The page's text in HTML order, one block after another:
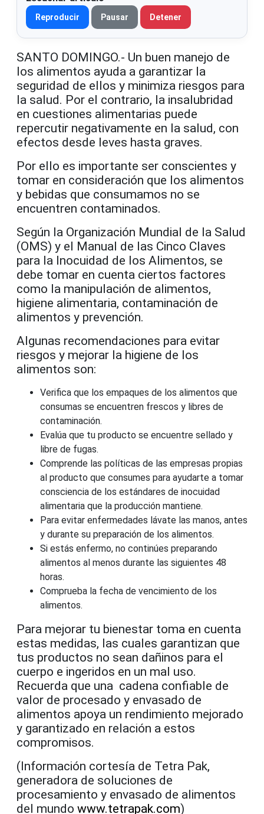
Reproducir Pausar Detener
SANTO DOMINGO.- Un buen manejo de
los alimentos ayuda a garantizar la
seguridad de ellos y minimiza riesgos para
la salud. Por el contrario, la insalubridad
en cuestiones alimentarias puede
repercutir negativamente en la salud, con
efectos desde leves hasta graves.
Por ello es importante ser conscientes y
tomar en consideración que los alimentos
y bebidas que consumamos no se
encuentren contaminados.
Según la Organización Mundial de la Salud
(OMS) y el Manual de las Cinco Claves
para la Inocuidad de los Alimentos, se
debe tomar en cuenta ciertos factores
como la manipulación de alimentos,
higiene alimentaria, contaminación de
alimentos y prevención.
Algunas recomendaciones para evitar
riesgos y mejorar la higiene de los
alimentos son:
Verifica que los empaques de los alimentos que
consumas se encuentren frescos y libres de
contaminación.
Evalúa que tu producto se encuentre sellado y
libre de fugas.
Comprende las políticas de las empresas propias
al producto que consumes para ayudarte a tomar
consciencia de los estándares de inocuidad
alimentaria que la producción mantiene.
Para evitar enfermedades lávate las manos, antes
y durante su preparación de los alimentos.
Si estás enfermo, no continúes preparando
alimentos al menos durante las siguientes 48
horas.
Comprueba la fecha de vencimiento de los
alimentos.
Para mejorar tu bienestar toma en cuenta
estas medidas, las cuales garantizan que
tus productos no sean dañinos para el
cuerpo e ingeridos en un mal uso.
Recuerda que una cadena confiable de
valor de procesado y envasado de
alimentos apoya un rendimiento mejorado
y garantizado en relación a estos
compromisos.
(Información cortesía de Tetra Pak,
generadora de soluciones de
procesamiento y envasado de alimentos
del mundo www.tetrapak.com)